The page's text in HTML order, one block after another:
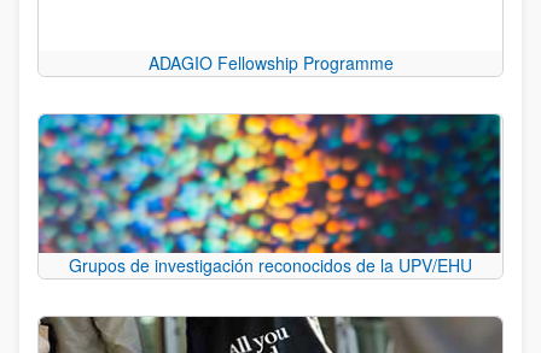
ADAGIO Fellowship Programme
Grupos de investigación reconocidos de la UPV/EHU